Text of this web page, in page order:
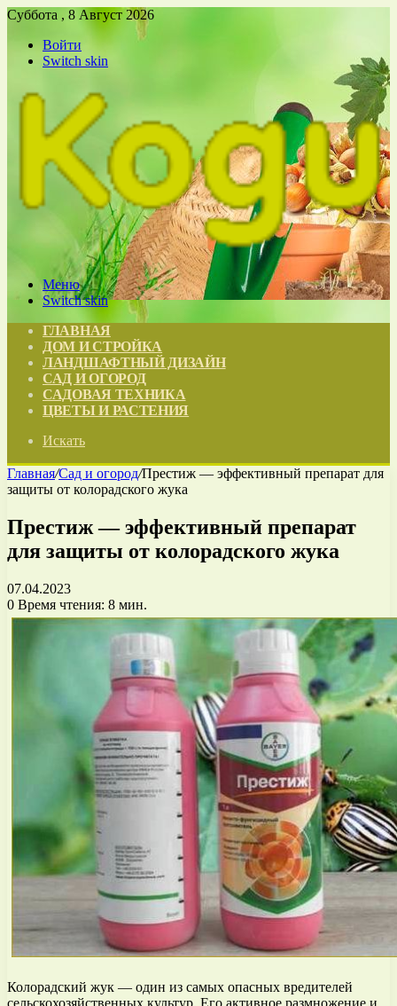
Суббота , 8 Август 2026
Войти
Switch skin
Меню
Switch skin
ГЛАВНАЯ
ДОМ И СТРОЙКА
ЛАНДШАФТНЫЙ ДИЗАЙН
САД И ОГОРОД
САДОВАЯ ТЕХНИКА
ЦВЕТЫ И РАСТЕНИЯ
Искать
Главная/Сад и огород/Престиж — эффективный препарат для
защиты от колорадского жука
Престиж — эффективный препарат
для защиты от колорадского жука
07.04.2023
0 Время чтения: 8 мин.
Колорадский жук — один из самых опасных вредителей
сельскохозяйственных культур. Его активное размножение и